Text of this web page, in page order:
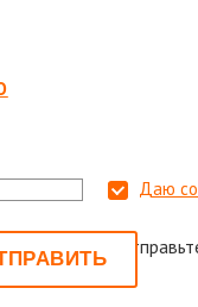
Даю
Или